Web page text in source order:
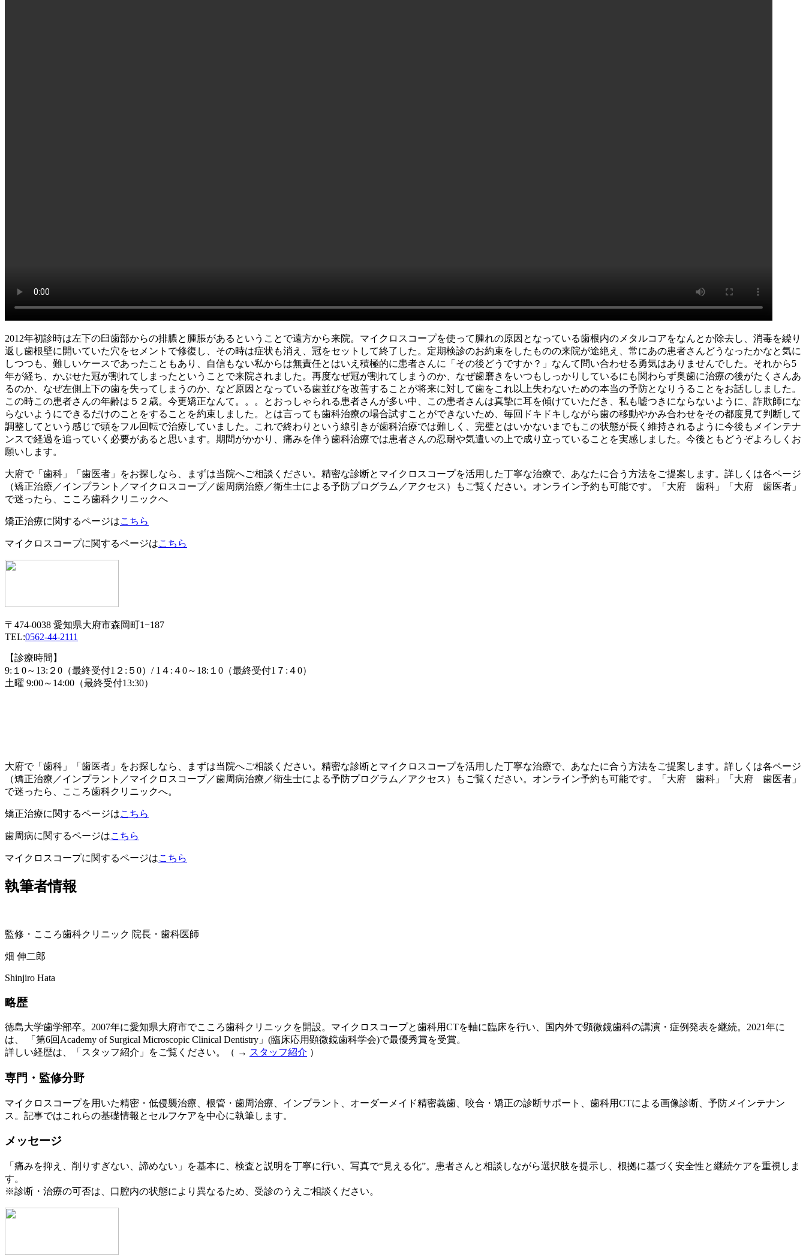
2012年初診時は左下の臼歯部からの排膿と腫脹があるということで遠方から来院。マイクロスコープを使って腫れの原因となっている歯根内のメタルコアをなんとか除去し、消毒を繰り
返し歯根壁に開いていた穴をセメントで修復し、その時は症状も消え、冠をセットして終了した。定期検診のお約束をしたものの来院が途絶え、常にあの患者さんどうなったかなと気に
しつつも、難しいケースであったこともあり、自信もない私からは無責任とはいえ積極的に患者さんに「その後どうですか？」なんて問い合わせる勇気はありませんでした。それから5
年が経ち、かぶせた冠が割れてしまったということで来院されました。再度なぜ冠が割れてしまうのか、なぜ歯磨きをいつもしっかりしているにも関わらず奥歯に治療の後がたくさんあ
るのか、なぜ左側上下の歯を失ってしまうのか、など原因となっている歯並びを改善することが将来に対して歯をこれ以上失わないための本当の予防となりうることをお話ししました。
この時この患者さんの年齢は５２歳。今更矯正なんて。。。とおっしゃられる患者さんが多い中、この患者さんは真摯に耳を傾けていただき、私も嘘つきにならないように、詐欺師にな
らないようにできるだけのことをすることを約束しました。とは言っても歯科治療の場合試すことができないため、毎回ドキドキしながら歯の移動やかみ合わせをその都度見て判断して
調整してという感じで頭をフル回転で治療していました。これで終わりという線引きが歯科治療では難しく、完璧とはいかないまでもこの状態が長く維持されるように今後もメインテナ
ンスで経過を追っていく必要があると思います。期間がかかり、痛みを伴う歯科治療では患者さんの忍耐や気遣いの上で成り立っていることを実感しました。今後ともどうぞよろしくお
願いします。
大府で「歯科」「歯医者」をお探しなら、まずは当院へご相談ください。精密な診断とマイクロスコープを活用した丁寧な治療で、あなたに合う方法をご提案します。詳しくは各ページ
（矯正治療／インプラント／マイクロスコープ／歯周病治療／衛生士による予防プログラム／アクセス）もご覧ください。オンライン予約も可能です。「大府 歯科」「大府 歯医者」
で迷ったら、こころ歯科クリニックへ
矯正治療に関するページはこちら
マイクロスコープに関するページはこちら
〒474-0038 愛知県大府市森岡町1−187
TEL:0562-44-2111
【診療時間】
9:１0～13:２0（最終受付1２:５0）/ 1４:４0～18:１0（最終受付1７:４0）
土曜 9:00～14:00（最終受付13:30）
大府で「歯科」「歯医者」をお探しなら、まずは当院へご相談ください。精密な診断とマイクロスコープを活用した丁寧な治療で、あなたに合う方法をご提案します。詳しくは各ページ
（矯正治療／インプラント／マイクロスコープ／歯周病治療／衛生士による予防プログラム／アクセス）もご覧ください。オンライン予約も可能です。「大府 歯科」「大府 歯医者」
で迷ったら、こころ歯科クリニックへ。
矯正治療に関するページはこちら
歯周病に関するページはこちら
マイクロスコープに関するページはこちら
執筆者情報
監修・こころ歯科クリニック 院長・歯科医師
畑 伸二郎
Shinjiro Hata
略歴
徳島大学歯学部卒。2007年に愛知県大府市でこころ歯科クリニックを開設。マイクロスコープと歯科用CTを軸に臨床を行い、国内外で顕微鏡歯科の講演・症例発表を継続。2021年に
は、 「第6回Academy of Surgical Microscopic Clinical Dentistry」(臨床応用顕微鏡歯科学会)で最優秀賞を受賞。
詳しい経歴は、「スタッフ紹介」をご覧ください。（ → スタッフ紹介 ）
専門・監修分野
マイクロスコープを用いた精密・低侵襲治療、根管・歯周治療、インプラント、オーダーメイド精密義歯、咬合・矯正の診断サポート、歯科用CTによる画像診断、予防メインテナン
ス。記事ではこれらの基礎情報とセルフケアを中心に執筆します。
メッセージ
「痛みを抑え、削りすぎない、諦めない」を基本に、検査と説明を丁寧に行い、写真で“見える化”。患者さんと相談しながら選択肢を提示し、根拠に基づく安全性と継続ケアを重視しま
す。
※診断・治療の可否は、口腔内の状態により異なるため、受診のうえご相談ください。